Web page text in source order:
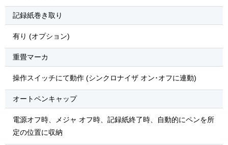
記録紙巻き取り
有り (オプション)
重畳マーカ
操作スイッチにて動作 (シンクロナイザ オン･オフに連動)
オートペンキャップ
電源オフ時、メジャ オフ時、記録紙終了時、自動的にペンを所
定の位置に収納